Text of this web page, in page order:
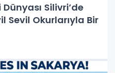
Silivri’de
Sevil Okurlarıyla Bir